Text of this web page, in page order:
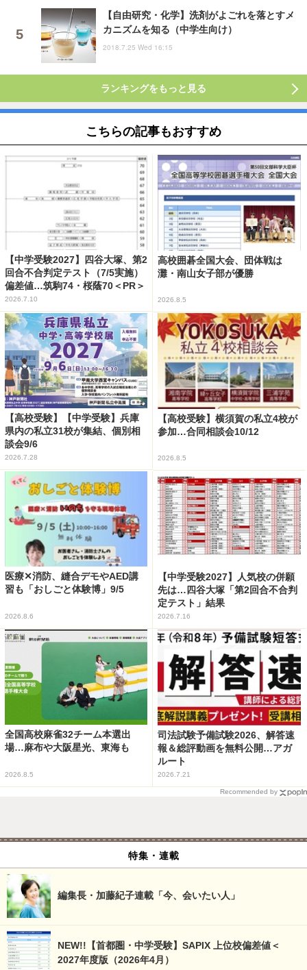
【自由研究・化学】洗剤がよごれを落とすメ
カニズムを知る（中学生向け）
2018.7.25 Wed 16:15
ランキングをもっと見る
こちらの記事もおすすめ
【中学受験2027】四谷大塚、第2
回合不合判定テスト（7/5実施）
偏差値…筑駒74・桜蔭70＜PR＞
2026.7.10
高校囲碁全国大会、団体戦は
灘・南山女子部が優勝
2026.8.5
【高校受験】【中学受験】兵庫
県内の私立31校が集結、個別相
談会9/6
2026.7.28
【高校受験】横須賀の私立4校が
参加…合同相談会10/12
2026.8.5
医療✕消防、縫合デモやAED講
習も「おしごと体験博」9/5
2026.8.6
【中学受験2027】人気校の併願
先は…四谷大塚「第2回合不合判
定テスト」結果
2026.7.16
全国高校麻雀32チーム本選出
場…麻布や大阪星光、東海も
2026.8.5
司法試験予備試験2026、解答速
報＆総評動画を無料公開…アガ
ルート
2026.7.21
Recommended by
特集・連載
編集長・加藤紀子連載「今、会いたい人」
NEW!!【首都圏・中学受験】SAPIX 上位校偏差値＜
2027年度版（2026年4月）